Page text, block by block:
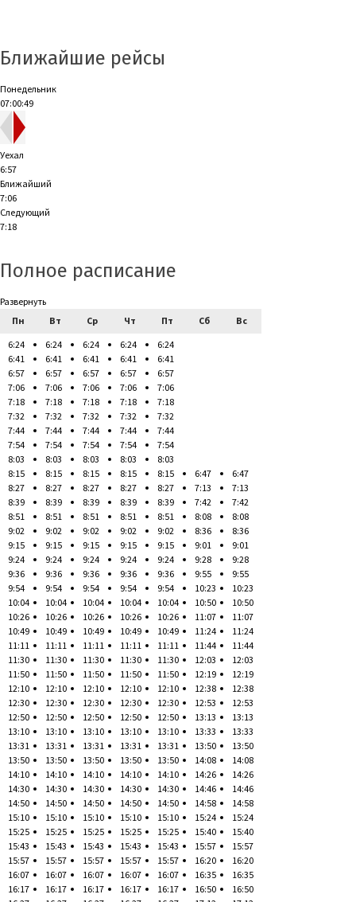
Ближайшие рейсы
Понедельник
07:00:49
Уехал
6:57
Ближайший
7:06
Следующий
7:18
Полное расписание
Развернуть
Пн
Вт Ср Чт Пт Сб
Вс
6:24
6:41
6:57
7:06
7:18
7:32
7:44
7:54
8:03
8:15
8:27
8:39
8:51
9:02
9:15
9:24
9:36
9:54
10:04
10:26
10:49
11:11
11:30
11:50
12:10
12:30
12:50
13:10
13:31
13:50
14:10
14:30
14:50
15:10
15:25
15:43
15:57
16:07
16:17
6:24
6:41
6:57
7:06
7:18
7:32
7:44
7:54
8:03
8:15
8:27
8:39
8:51
9:02
9:15
9:24
9:36
9:54
10:04
10:26
10:49
11:11
11:30
11:50
12:10
12:30
12:50
13:10
13:31
13:50
14:10
14:30
14:50
15:10
15:25
15:43
15:57
16:07
16:17
6:24
6:41
6:57
7:06
7:18
7:32
7:44
7:54
8:03
8:15
8:27
8:39
8:51
9:02
9:15
9:24
9:36
9:54
10:04
10:26
10:49
11:11
11:30
11:50
12:10
12:30
12:50
13:10
13:31
13:50
14:10
14:30
14:50
15:10
15:25
15:43
15:57
16:07
16:17
6:24
6:41
6:57
7:06
7:18
7:32
7:44
7:54
8:03
8:15
8:27
8:39
8:51
9:02
9:15
9:24
9:36
9:54
10:04
10:26
10:49
11:11
11:30
11:50
12:10
12:30
12:50
13:10
13:31
13:50
14:10
14:30
14:50
15:10
15:25
15:43
15:57
16:07
16:17
6:24
6:41
6:57
7:06
7:18
7:32
7:44
7:54
8:03
8:15
8:27
8:39
8:51
9:02
9:15
9:24
9:36
9:54
10:04
10:26
10:49
11:11
11:30
11:50
12:10
12:30
12:50
13:10
13:31
13:50
14:10
14:30
14:50
15:10
15:25
15:43
15:57
16:07
16:17
6:47
7:13
7:42
8:08
8:36
9:01
9:28
9:55
10:23
10:50
11:07
11:24
11:44
12:03
12:19
12:38
12:53
13:13
13:33
13:50
14:08
14:26
14:46
14:58
15:24
15:40
15:57
16:20
16:35
16:50
6:47
7:13
7:42
8:08
8:36
9:01
9:28
9:55
10:23
10:50
11:07
11:24
11:44
12:03
12:19
12:38
12:53
13:13
13:33
13:50
14:08
14:26
14:46
14:58
15:24
15:40
15:57
16:20
16:35
16:50